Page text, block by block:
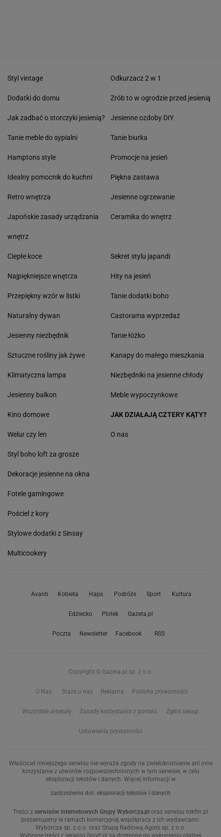
Styl vintage
Dodatki do domu
Jak zadbać o storczyki jesienią?
Tanie meble do sypialni
Hamptons style
Idealny pomocnik do kuchni
Retro wnętrza
Japońskie zasady urządzania
wnętrz
Odkurzacz 2 w 1
Zrób to w ogrodzie przed jesienią
Jesienne ozdoby DIY
Tanie biurka
Promocje na jesień
Piękna zastawa
Jesienne ogrzewanie
Ceramika do wnętrz
Ciepłe koce
Najpiękniejsze wnętrza
Przepiękny wzór w listki
Naturalny dywan
Jesienny niezbędnik
Sztuczne rośliny jak żywe
Klimatyczna lampa
Jesienny balkon
Sekret stylu japandi
Hity na jesień
Tanie dodatki boho
Castorama wyprzedaż
Tanie łóżko
Kanapy do małego mieszkania
Niezbędniki na jesienne chłody
Meble wypoczynkowe
Kino domowe
Welur czy len
Styl boho loft za grosze
Dekoracje jesienne na okna
Fotele gamingowe
Pościel z kory
Stylowe dodatki z Sinsay
Multicookery
JAK DZIAŁAJĄ CZTERY KĄTY?
O nas
Avanti Kobieta Haps Podróże Sport Kultura
Edziecko Plotek Gazeta.pl
Poczta Newsletter Facebook RSS
Copyright © Gazeta.pl sp. z o.o.
O Nas Staże u nas Reklama Polityka prywatności
Wszystkie artykuły Zasady korzystania z portalu Zgłoś uwagi
Ustawienia prywatności
Właściciel niniejszego serwisu nie wyraża zgody na zwielokrotnianie ani inne
korzystanie z utworów rozpowszechnionych w tym serwisie, w celu
eksploracji tekstów i danych. Więcej informacji w
zastrzeżeniu dot. eksploracji tekstów i danych
Treści z serwisów internetowych Grupy Wyborcza.pl oraz serwisu tokfm.pl
prezentujemy w ramach komercyjnej współpracy z ich wydawcami:
Wyborcza sp. z o.o. oraz Grupą Radiową Agory sp. z o.o.
Wybrane treści z serwisu Sport.pl są dostępne po wykupieniu płatnej